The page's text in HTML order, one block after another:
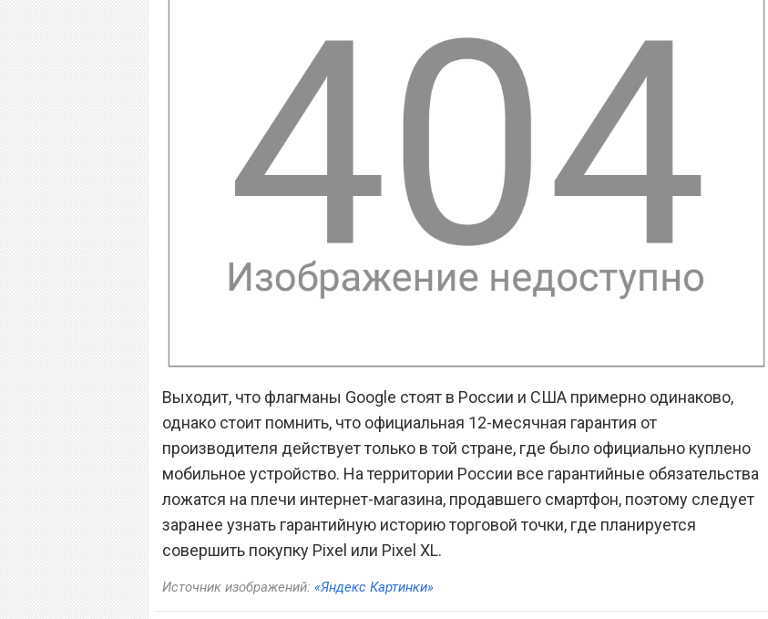
Выходит, что флагманы Google стоят в России и США примерно одинаково,
однако стоит помнить, что официальная 12-месячная гарантия от
производителя действует только в той стране, где было официально куплено
мобильное устройство. На территории России все гарантийные обязательства
ложатся на плечи интернет-магазина, продавшего смартфон, поэтому следует
заранее узнать гарантийную историю торговой точки, где планируется
совершить покупку Pixel или Pixel XL.
Источник изображений: «Яндекс Картинки»